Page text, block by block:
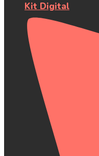
Kit Digital